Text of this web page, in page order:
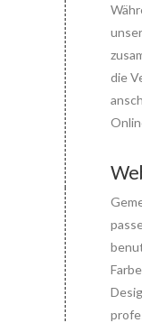
die